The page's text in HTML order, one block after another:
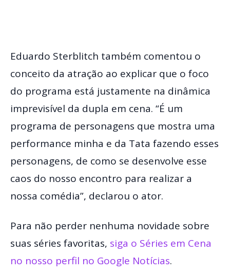
Eduardo Sterblitch também comentou o
conceito da atração ao explicar que o foco
do programa está justamente na dinâmica
imprevisível da dupla em cena. “É um
programa de personagens que mostra uma
performance minha e da Tata fazendo esses
personagens, de como se desenvolve esse
caos do nosso encontro para realizar a
nossa comédia”, declarou o ator.
Para não perder nenhuma novidade sobre
suas séries favoritas, siga o Séries em Cena
no nosso perfil no Google Notícias.